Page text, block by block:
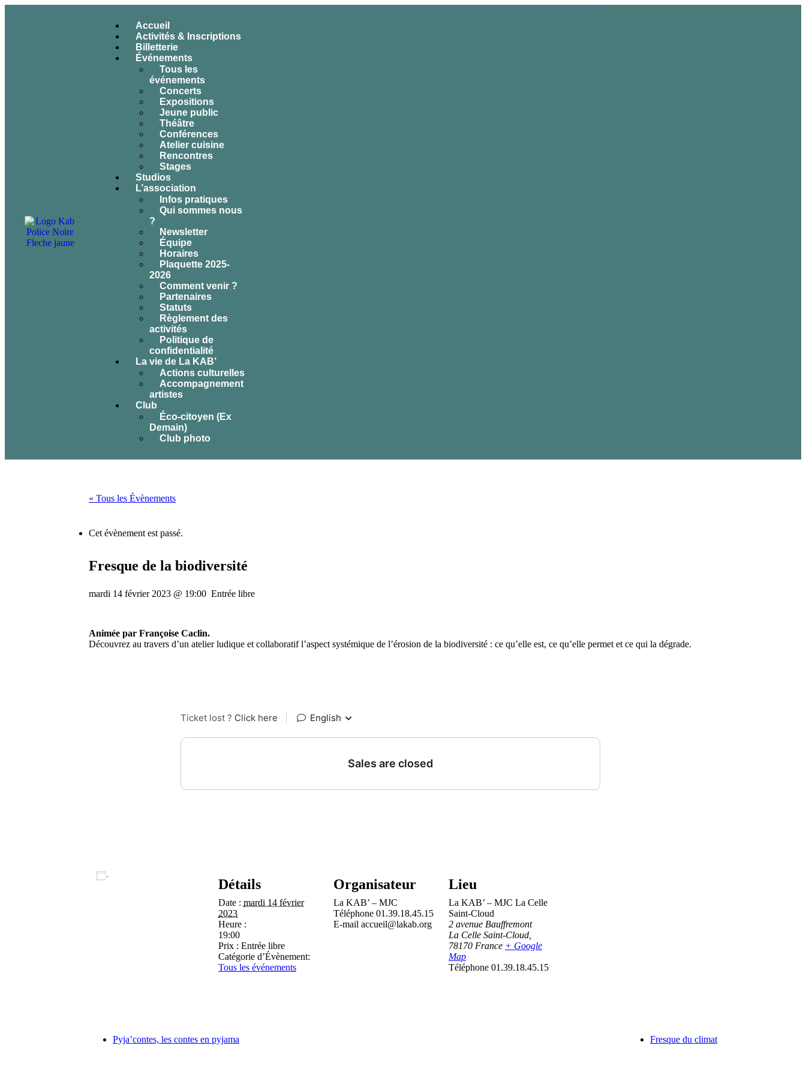
Accueil
Activités & Inscriptions
Billetterie
Événements
Tous les
événements
Concerts
Expositions
Jeune public
Théâtre
Conférences
Atelier cuisine
Rencontres
Stages
Studios
L’association
Infos pratiques
Qui sommes nous
?
Newsletter
Équipe
Horaires
Plaquette 2025-
2026
Comment venir ?
Partenaires
Statuts
Règlement des
activités
Politique de
confidentialité
La vie de La KAB’
Actions culturelles
Accompagnement
artistes
Club
Éco-citoyen (Ex
Demain)
Club photo
« Tous les Évènements
Cet évènement est passé.
Fresque de la biodiversité
mardi 14 février 2023 @ 19:00 Entrée libre
Animée par Françoise Caclin.
Découvrez au travers d’un atelier ludique et collaboratifl’aspect systémique de l’érosion de la biodiversité : ce qu’elle est, ce qu’elle permet et ce qui la dégrade.
Détails
Date : mardi 14 février
2023
Heure :
19:00
Prix : Entrée libre
Catégorie d’Évènement:
Tous les événements
Organisateur
La KAB’ – MJC
Téléphone 01.39.18.45.15
E-mail accueil@lakab.org
Lieu
La KAB’ – MJC La Celle
Saint-Cloud
2 avenue Bauffremont
La Celle Saint-Cloud
78170 France + Google
Map
Téléphone 01.39.18.45.15
Pyja’contes, les contes en pyjama Fresque du climat